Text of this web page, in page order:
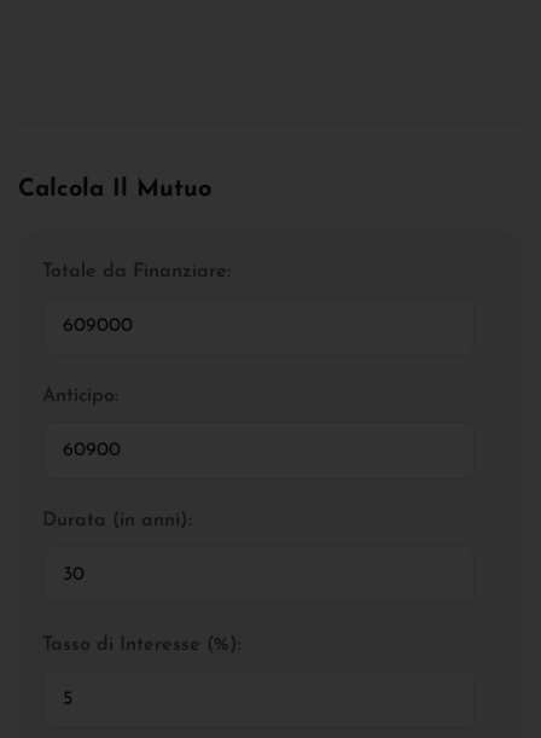
Calcola Il Mutuo
Totale da Finanziare:
Anticipo:
Durata (in anni):
Tasso di Interesse (%):